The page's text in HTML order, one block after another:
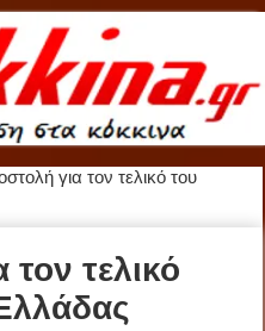
για τον τελικό του
τελικό